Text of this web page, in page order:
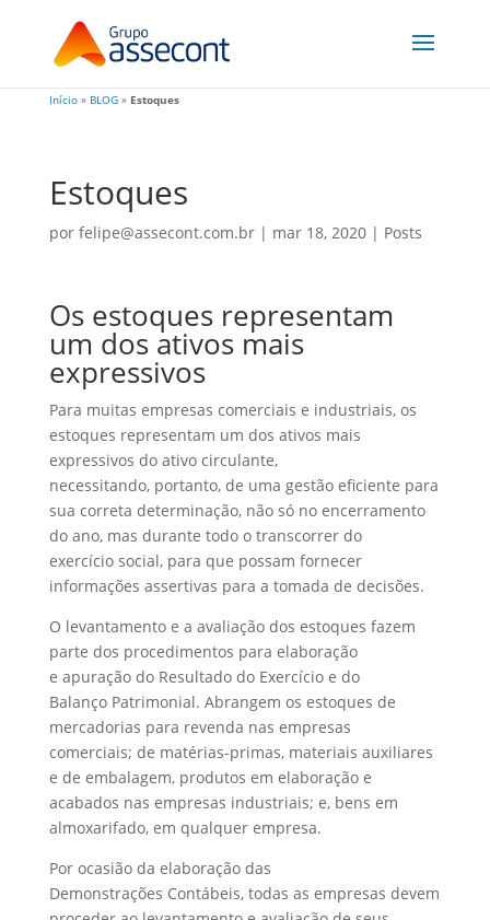
Início» BLOG» Estoques
Estoques
por felipe@assecont.com.br| mar 18, 2020| Posts
Os estoques representam
um dos ativos mais
expressivos
Para muitas empresas comerciais e industriais, os
estoques representam um dos ativos mais
expressivos do ativo circulante,
necessitando, portanto, de uma gestão eficiente para
sua correta determinação, não só no encerramento
do ano, mas durante todo o transcorrer do
exercício social, para que possam fornecer
informações assertivas para a tomada de decisões.
O levantamento e a avaliação dos estoques fazem
parte dos procedimentos para elaboração
e apuração do Resultado do Exercício e do
Balanço Patrimonial. Abrangem os estoques de
mercadorias para revenda nas empresas
comerciais; de matérias-primas, materiais auxiliares
e de embalagem, produtos em elaboração e
acabados nas empresas industriais; e, bens em
almoxarifado, em qualquer empresa.
Por ocasião da elaboração das
Demonstrações Contábeis, todas as empresas devem